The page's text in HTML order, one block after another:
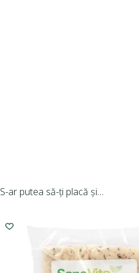
S-ar putea să-ți placă și…